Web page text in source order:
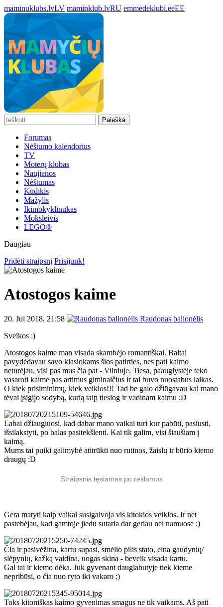
maminuklubs.lvLV maminklub.lvRU emmedeklubi.eeEE
Paieška
Forumas
Nėštumo kalendorius
TV
Moterų klubas
Naujienos
Nėštumas
Kūdikis
Mažylis
Ikimokyklinukas
Moksleivis
LEGO®
Daugiau
Pridėti straipsnį Prisijunk!
Atostogos kaime
20. Jul 2018, 21:58
Raudonas balionėlis
Sveikos :)
Atostogos kaime man visada skambėjo romantiškai. Baltai
pavydėdavau savo klasiokams šios patirties, nes pati kaimo
neturėjau, visi pas mus čia pat - Vilniuje. Tiesa, paauglystėje teko
vasaroti kaime pas artimus giminaičius ir tai buvo nuostabus laikas.
O kiek prisiminimų, kiek veiklos!!! Tad be galo džiūgavau kai mano
tėvai įsigijo sodybą, kurią taip tiesiog ir vadinam kaimu :D
Labai džiaugiuosi, kad dabar mano vaikai turi kur pabūti, pasiusti,
išsilakstyti, po balas pasitekšlenti. Kai tik galim, visi šiaušiam į
kaimą.
Mums tai puiki galimybė atitrūkti nuo rutinos, žaislų ir būrio kiemo
draugų :D
Straipsnis tęsiamas po reklamos
Gera matyti kaip vaikai susigalvoja vis kitokios veiklos. Ir net
pastebėjau, kad gamtoje jiedu sutaria dar geriau nei namuose :)
Čia ir pasivėžina, kartu supasi, smėlio pilis stato, eina gaudynių/
slėpynių, kažką vaidina, uogas skina - beveik visada kartu.
Gal tai ir kiemo dėka. Juk gyvenant daugiabutyje tiek kieme
nepribūsi, o čia nuo ryto iki vakaro :)
Toks kitoniškas kaimo gyvenimas smagus ne tik vaikams. Aš pati